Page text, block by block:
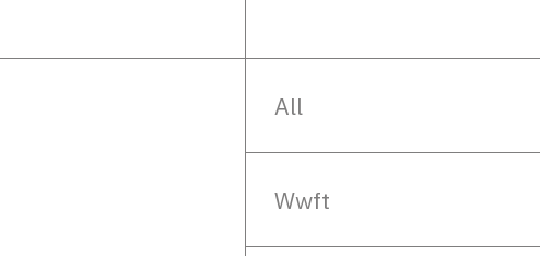
All
Wwft